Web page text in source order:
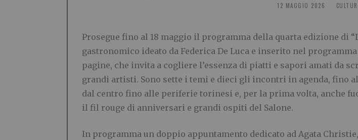
12 MAGGIO 2026
Prosegue fino al 18 maggio il programma della quarta edizione di
gastronomico ideato da Federica De Luca e inserito nel
pagine, che invita a cogliere l’essenza di piatti e sapori amati da
grandi artisti. Sono sette i temi e dieci gli incontri in agenda, fino
dal centro fino alle periferie torinesi e, per la prima volta, anche
il fil rouge di anniversari e grandi ospiti del Salone.
In programma un doppio appuntamento dedicato ad Agata